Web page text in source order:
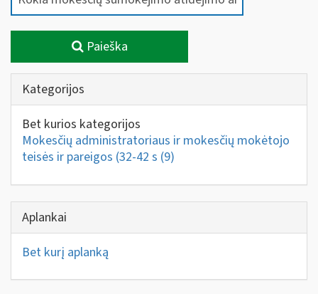
Paieška
Kategorijos
Bet kurios kategorijos
Mokesčių administratoriaus ir mokesčių mokėtojo
teisės ir pareigos (32-42 s (9)
Aplankai
Bet kurį aplanką